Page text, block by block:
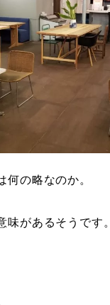
何の略なのか。
味があるそうです。